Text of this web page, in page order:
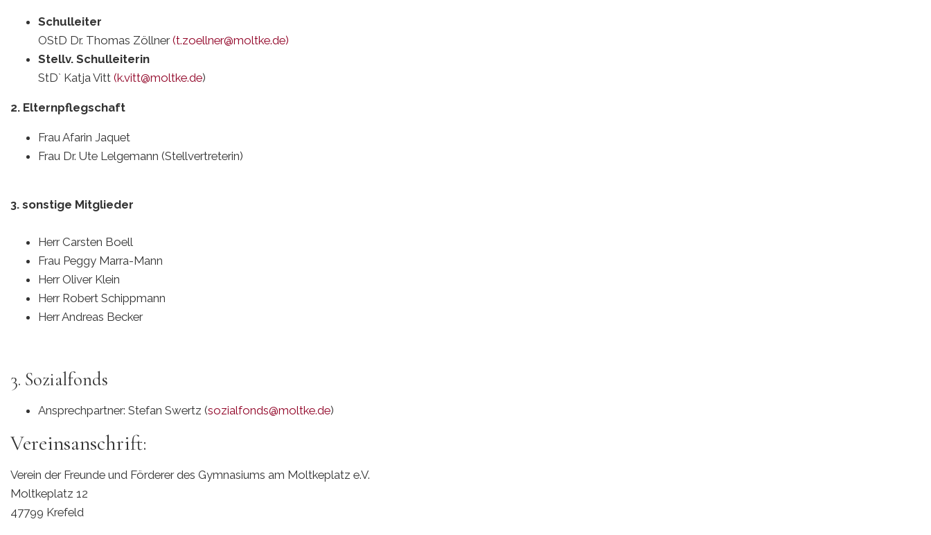
Schulleiter
OStD Dr. Thomas Zöllner(t.zoellner@moltke.de)
Stellv. Schulleiterin
StD` Katja Vitt (k.vitt@moltke.de)
2. Elternpflegschaft
Frau Afarin Jaquet
Frau Dr. Ute Lelgemann (Stellvertreterin)
3. sonstige Mitglieder
Herr Carsten Boell
Frau Peggy Marra-Mann
Herr Oliver Klein
Herr Robert Schippmann
Herr Andreas Becker
3. Sozialfonds
Ansprechpartner: Stefan Swertz (sozialfonds@moltke.de)
Vereinsanschrift:
Verein der Freunde und Förderer des Gymnasiums am Moltkeplatz e.V.
Moltkeplatz 12
47799 Krefeld